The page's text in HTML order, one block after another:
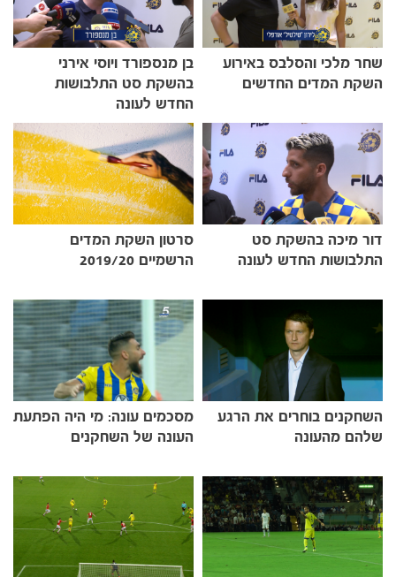
משחקים
ותוצאות
שחר מלכי והסלבס באירוע
השקת המדים החדשים
בן מנספורד ויוסי אירני
בהשקת סט התלבושות
החדש לעונה
דור מיכה בהשקת סט
התלבושות החדש לעונה
סרטון השקת המדים
הרשמיים 2019/20
השחקנים בוחרים את הרגע
שלהם מהעונה
מסכמים עונה: מי היה הפתעת
העונה של השחקנים